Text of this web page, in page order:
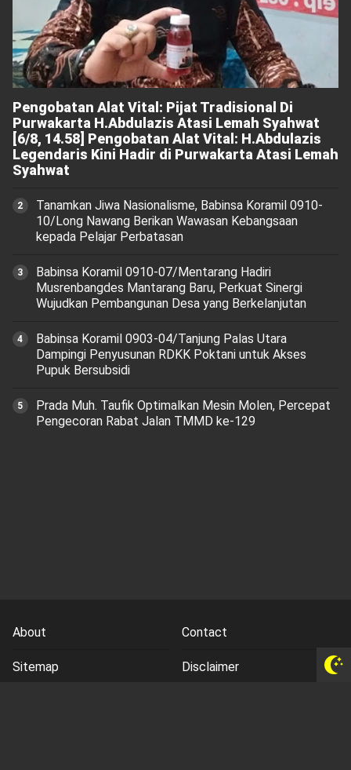
Pengobatan Alat Vital: Pijat Tradisional Di
Purwakarta H.Abdulazis Atasi Lemah Syahwat
[6/8, 14.58] Pengobatan Alat Vital: H.Abdulazis
Legendaris Kini Hadir di Purwakarta Atasi Lemah
Syahwat
Tanamkan Jiwa Nasionalisme, Babinsa Koramil 0910-
10/Long Nawang Berikan Wawasan Kebangsaan
kepada Pelajar Perbatasan
Babinsa Koramil 0910-07/Mentarang Hadiri
Musrenbangdes Mantarang Baru, Perkuat Sinergi
Wujudkan Pembangunan Desa yang Berkelanjutan
‎Babinsa Koramil 0903-04/Tanjung Palas Utara
Dampingi Penyusunan RDKK Poktani untuk Akses
Pupuk Bersubsidi
Prada Muh. Taufik Optimalkan Mesin Molen, Percepat
Pengecoran Rabat Jalan TMMD ke-129
About Contact
Sitemap Disclaimer